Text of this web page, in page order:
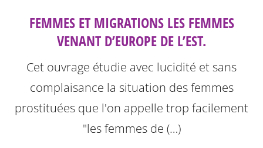
FEMMES ET MIGRATIONS LES FEMMES
VENANT D’EUROPE DE L’EST.
Cet ouvrage étudie avec lucidité et sans
complaisance la situation des femmes
prostituées que l'on appelle trop facilement
"les femmes de (…)